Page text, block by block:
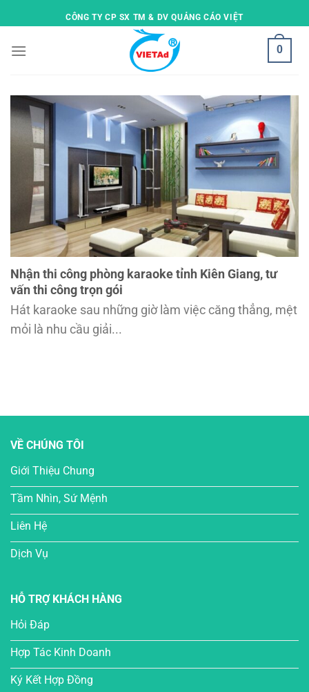
to
CÔNG TY CP SX TM & DV QUẢNG CÁO VIỆT
0
Nhận thi công phòng karaoke tỉnh Kiên Giang, tư
vấn thi công trọn gói
Hát karaoke sau những giờ làm việc căng thẳng, mệt
mỏi là nhu cầu giải...
VỀ CHÚNG TÔI
Giới Thiệu Chung
Tầm Nhìn, Sứ Mệnh
Liên Hệ
Dịch Vụ
HỖ TRỢ KHÁCH HÀNG
Hỏi Đáp
Hợp Tác Kinh Doanh
Ký Kết Hợp Đồng